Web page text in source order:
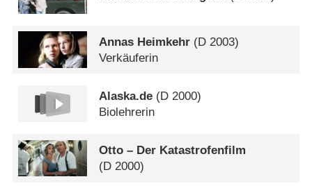
Annas Heimkehr (D 2003)
Verkäuferin
Alaska.de (D 2000)
Biolehrerin
Otto – Der Katastrofenfilm
(D 2000)